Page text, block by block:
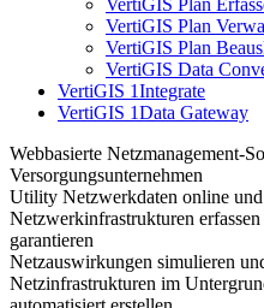
VertiGIS Plan
VertiGIS Plan
VertiGIS Plan
VertiGIS Data
VertiGIS 1Integrate
VertiGIS 1Data Gateway
Webbasierte Netzmanagement-
Versorgungsunternehmen
Utility Netzwerkdaten online
Netzwerkinfrastrukturen
garantieren
Netzauswirkungen simulieren
Netzinfrastrukturen im